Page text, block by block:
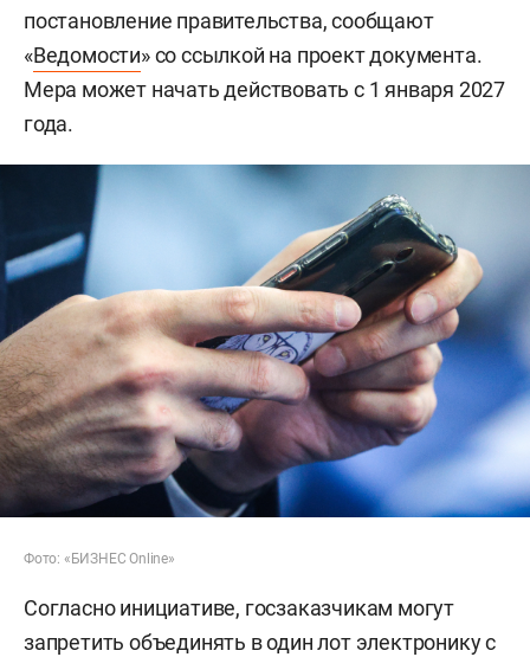
постановление правительства, сообщают
«Ведомости» со ссылкой на проект документа.
Мера может начать действовать с 1 января 2027
года.
Фото: «БИЗНЕС Online»
Согласно инициативе, госзаказчикам могут
запретить объединять в один лот электронику с